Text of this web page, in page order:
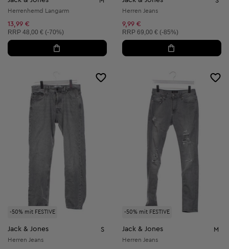
Herrenhemd Langarm
13,99 €
Unverbindliche Preisempfehlung:
RRP 48,00 € (-70%)
Herren Jeans
9,99 €
Unverbindliche Preisempfehlung:
RRP 69,00 € (-85%)
-50% mit FESTIVE
Jack & Jones S
Herren Jeans
-50% mit FESTIVE
Jack & Jones M
Herren Jeans